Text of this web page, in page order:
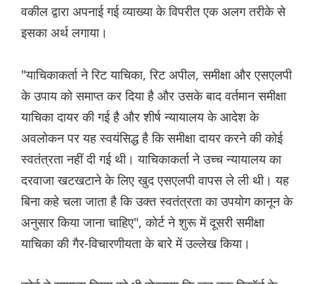
वकील द्वारा अपनाई गई व्याख्या के विपरीत एक अलग तरीके से
इसका अर्थ लगाया।
"याचिकाकर्ता ने रिट याचिका, रिट अपील, समीक्षा और एसएलपी
के उपाय को समाप्त कर दिया है और उसके बाद वर्तमान समीक्षा
याचिका दायर की गई है और शीर्ष न्यायालय के आदेश के
अवलोकन पर यह स्वयंसिद्ध है कि समीक्षा दायर करने की कोई
स्वतंत्रता नहीं दी गई थी। याचिकाकर्ता ने उच्च न्यायालय का
दरवाजा खटखटाने के लिए खुद एसएलपी वापस ले ली थी। यह
बिना कहे चला जाता है कि उक्त स्वतंत्रता का उपयोग कानून के
अनुसार किया जाना चाहिए", कोर्ट ने शुरू में दूसरी समीक्षा
याचिका की गैर-विचारणीयता के बारे में उल्लेख किया।